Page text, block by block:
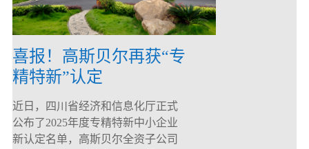
喜报！高斯贝尔再获“专
精特新”认定
近日，四川省经济和信息化厅正式
公布了2025年度专精特新中小企业
新认定名单，高斯贝尔全资子公司